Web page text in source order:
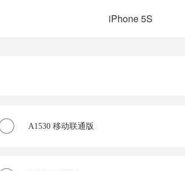
iPhone 5S
A1530 移动联通版